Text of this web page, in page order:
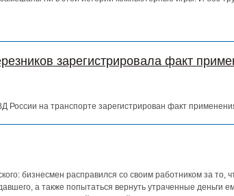
зарегистрировала факт
России на транспорте зарегистрирован факт
бизнесмен расправился со своим работником за то,
а также попытаться вернуть утраченные деньги